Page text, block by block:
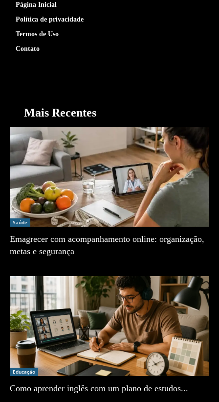
Página Inicial
Política de privacidade
Termos de Uso
Contato
Mais Recentes
Saúde
Emagrecer com acompanhamento online: organização,
metas e segurança
Educação
Como aprender inglês com um plano de estudos...